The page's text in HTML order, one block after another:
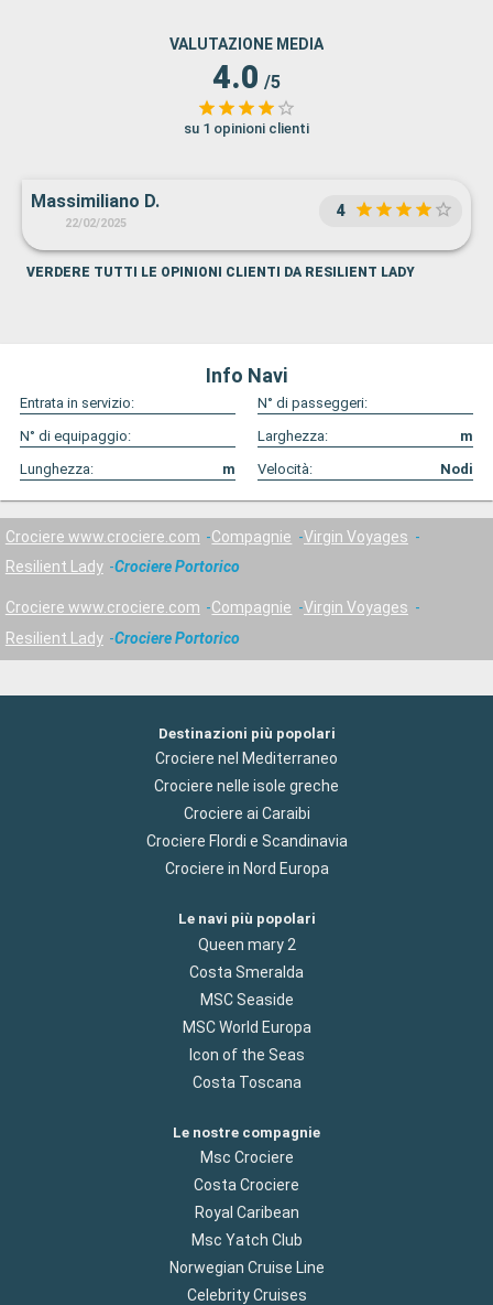
VALUTAZIONE MEDIA
4.0 /5
su 1 opinioni clienti
Massimiliano D.
22/02/2025
4
VERDERE TUTTI LE OPINIONI CLIENTI DA RESILIENT LADY
Info Navi
Entrata in servizio:
N° di passeggeri:
N° di equipaggio:
Larghezza:
m
Lunghezza:
m Velocità: Nodi
Crociere www.crociere.com Compagnie
Virgin Voyages
Resilient Lady
Crociere Portorico
Crociere www.crociere.com Compagnie
Virgin Voyages
Resilient Lady
Crociere Portorico
Destinazioni più popolari
Crociere nel Mediterraneo
Crociere nelle isole greche
Crociere ai Caraibi
Crociere Flordi e Scandinavia
Crociere in Nord Europa
Le navi più popolari
Queen mary 2
Costa Smeralda
MSC Seaside
MSC World Europa
Icon of the Seas
Costa Toscana
Le nostre compagnie
Msc Crociere
Costa Crociere
Royal Caribean
Msc Yatch Club
Norwegian Cruise Line
Celebrity Cruises